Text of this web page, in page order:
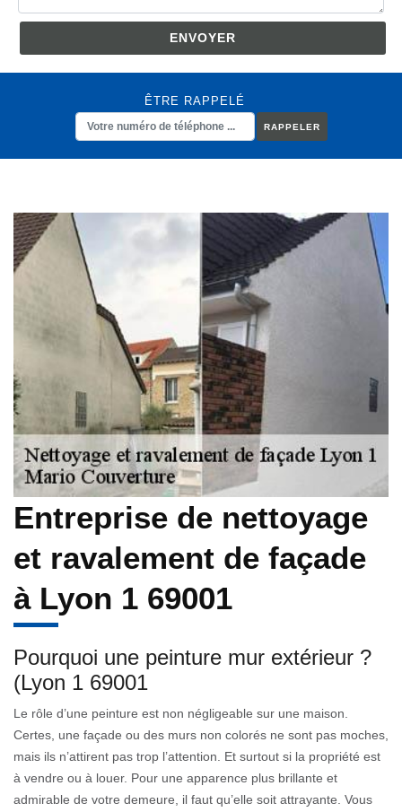
ÊTRE RAPPELÉ
Entreprise de nettoyage
et ravalement de façade
à Lyon 1 69001
Pourquoi une peinture mur extérieur ?
(Lyon 1 69001
Le rôle d’une peinture est non négligeable sur une maison.
Certes, une façade ou des murs non colorés ne sont pas moches,
mais ils n’attirent pas trop l’attention. Et surtout si la propriété est
à vendre ou à louer. Pour une apparence plus brillante et
admirable de votre demeure, il faut qu’elle soit attrayante. Vous